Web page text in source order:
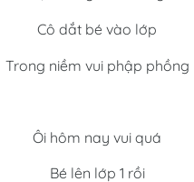
Cô dắt bé vào lớp
Trong niềm vui phập phồng
Ôi hôm nay vui quá
Bé lên lớp 1 rồi